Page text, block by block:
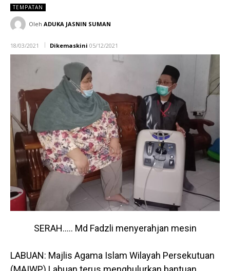
TEMPATAN
Oleh ADUKA JASNIN SUMAN
18/03/2021 Dikemaskini 05/12/2021
SERAH….. Md Fadzli menyerahjan mesin
LABUAN: Majlis Agama Islam Wilayah Persekutuan